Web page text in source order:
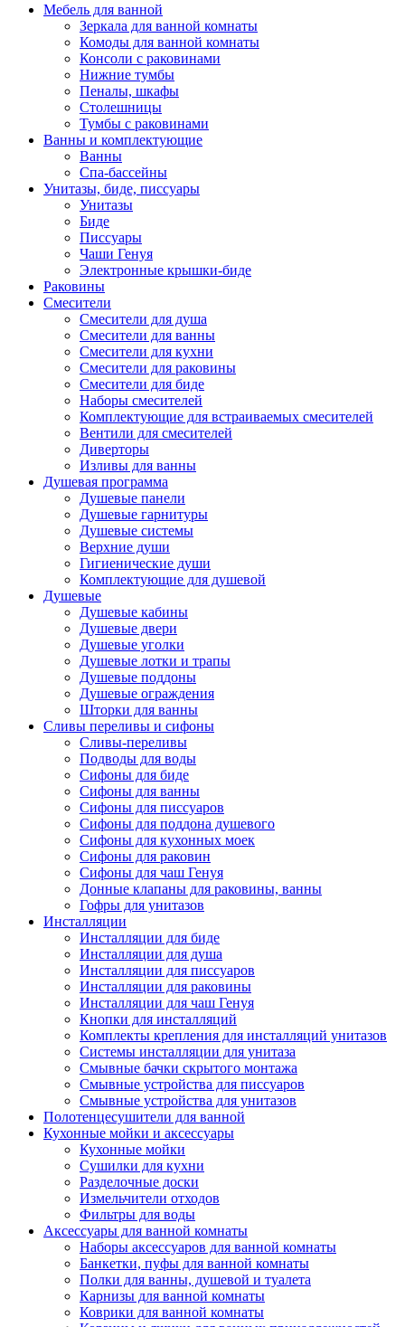
Мебель для ванной
Зеркала для ванной комнаты
Комоды для ванной комнаты
Консоли с раковинами
Нижние тумбы
Пеналы, шкафы
Столешницы
Тумбы с раковинами
Ванны и комплектующие
Ванны
Спа-бассейны
Унитазы, биде, писсуары
Унитазы
Биде
Писсуары
Чаши Генуя
Электронные крышки-биде
Раковины
Смесители
Смесители для душа
Смесители для ванны
Смесители для кухни
Смесители для раковины
Смесители для биде
Наборы смесителей
Комплектующие для встраиваемых смесителей
Вентили для смесителей
Диверторы
Изливы для ванны
Душевая программа
Душевые панели
Душевые гарнитуры
Душевые системы
Верхние души
Гигиенические души
Комплектующие для душевой
Душевые
Душевые кабины
Душевые двери
Душевые уголки
Душевые лотки и трапы
Душевые поддоны
Душевые ограждения
Шторки для ванны
Сливы переливы и сифоны
Сливы-переливы
Подводы для воды
Сифоны для биде
Сифоны для ванны
Сифоны для писсуаров
Сифоны для поддона душевого
Сифоны для кухонных моек
Сифоны для раковин
Сифоны для чаш Генуя
Донные клапаны для раковины, ванны
Гофры для унитазов
Инсталляции
Инсталляции для биде
Инсталляции для душа
Инсталляции для писсуаров
Инсталляции для раковины
Инсталляции для чаш Генуя
Кнопки для инсталляций
Комплекты крепления для инсталляций унитазов
Системы инсталляции для унитаза
Смывные бачки скрытого монтажа
Смывные устройства для писсуаров
Смывные устройства для унитазов
Полотенцесушители для ванной
Кухонные мойки и аксессуары
Кухонные мойки
Сушилки для кухни
Разделочные доски
Измельчители отходов
Фильтры для воды
Аксессуары для ванной комнаты
Наборы аксессуаров для ванной комнаты
Банкетки, пуфы для ванной комнаты
Полки для ванны, душевой и туалета
Карнизы для ванной комнаты
Коврики для ванной комнаты